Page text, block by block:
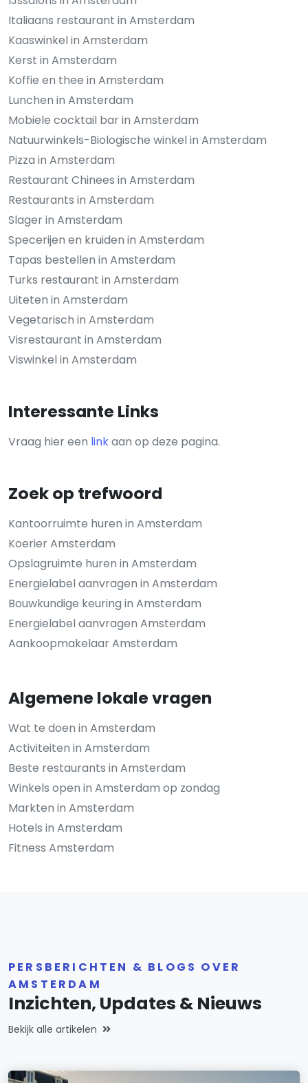
Italiaans restaurant in Amsterdam
Kaaswinkel in Amsterdam
Kerst in Amsterdam
Koffie en thee in Amsterdam
Lunchen in Amsterdam
Mobiele cocktail bar in Amsterdam
Natuurwinkels-Biologische winkel in Amsterdam
Pizza in Amsterdam
Restaurant Chinees in Amsterdam
Restaurants in Amsterdam
Slager in Amsterdam
Specerijen en kruiden in Amsterdam
Tapas bestellen in Amsterdam
Turks restaurant in Amsterdam
Uiteten in Amsterdam
Vegetarisch in Amsterdam
Visrestaurant in Amsterdam
Viswinkel in Amsterdam
Interessante Links
Vraag hier een linkaan op deze pagina.
Zoek op trefwoord
Kantoorruimte huren in Amsterdam
Koerier Amsterdam
Opslagruimte huren in Amsterdam
Energielabel aanvragen in Amsterdam
Bouwkundige keuring in Amsterdam
Energielabel aanvragen Amsterdam
Aankoopmakelaar Amsterdam
Algemene lokale vragen
Wat te doen in Amsterdam
Activiteiten in Amsterdam
Beste restaurants in Amsterdam
Winkels open in Amsterdam op zondag
Markten in Amsterdam
Hotels in Amsterdam
Fitness Amsterdam
PERSBERICHTEN & BLOGS OVER
AMSTERDAM
Inzichten, Updates & Nieuws
Bekijk alle artikelen